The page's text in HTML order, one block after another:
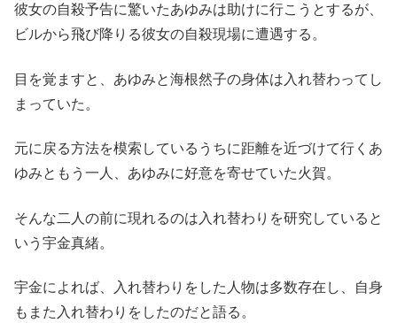
彼女の自殺予告に驚いたあゆみは助けに行こうとするが、
ビルから飛び降りる彼女の自殺現場に遭遇する。
目を覚ますと、あゆみと海根然子の身体は入れ替わってし
まっていた。
元に戻る方法を模索しているうちに距離を近づけて行くあ
ゆみともう一人、あゆみに好意を寄せていた火賀。
そんな二人の前に現れるのは入れ替わりを研究していると
いう宇金真緒。
宇金によれば、入れ替わりをした人物は多数存在し、自身
もまた入れ替わりをしたのだと語る。